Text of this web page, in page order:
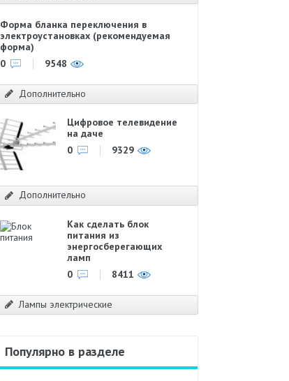
Форма бланка переключения в
электроустановках (рекомендуемая
форма)
0
9548
Дополнительно
Цифровое телевидение
на даче
0
9329
Дополнительно
Как сделать блок
питания из
энергосберегающих
ламп
0
8411
Лампы электрические
Популярно в разделе